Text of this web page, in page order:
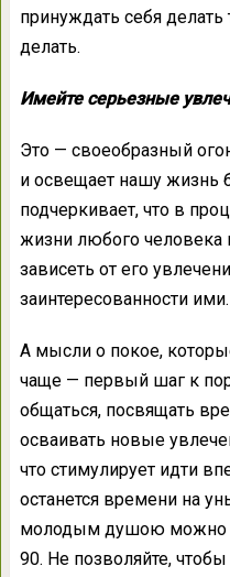
принуждать себя делать
делать.
Имейте серьезные
Это — своеобразный
и освещает нашу жизнь
подчеркивает, что в
жизни любого человека
зависеть от его
заинтересованности ими.
А мысли о покое,
чаще — первый шаг к
общаться, посвящать
осваивать новые
что стимулирует идти
останется времени на
молодым душою можно
90. Не позволяйте,